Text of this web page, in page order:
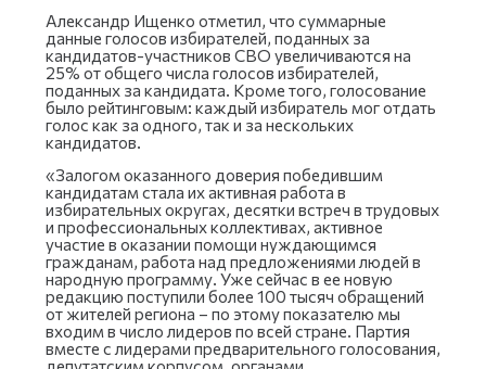
Александр Ищенко отметил, что суммарные
данные голосов избирателей, поданных за
кандидатов-участников СВО увеличиваются на
25% от общего числа голосов избирателей,
поданных за кандидата. Кроме того, голосование
было рейтинговым: каждый избиратель мог отдать
голос как за одного, так и за нескольких
кандидатов.
«Залогом оказанного доверия победившим
кандидатам стала их активная работа в
избирательных округах, десятки встреч в трудовых
и профессиональных коллективах, активное
участие в оказании помощи нуждающимся
гражданам, работа над предложениями людей в
народную программу. Уже сейчас в ее новую
редакцию поступили более 100 тысяч обращений
от жителей региона – по этому показателю мы
входим в число лидеров по всей стране. Партия
вместе с лидерами предварительного голосования,